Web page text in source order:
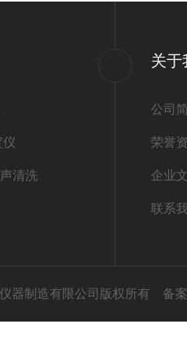
清洗
关于
公司
荣誉
企业
联系
器制造有限公司版权所有 备